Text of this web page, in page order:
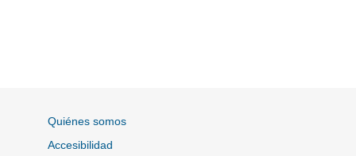
Quiénes somos
Accesibilidad